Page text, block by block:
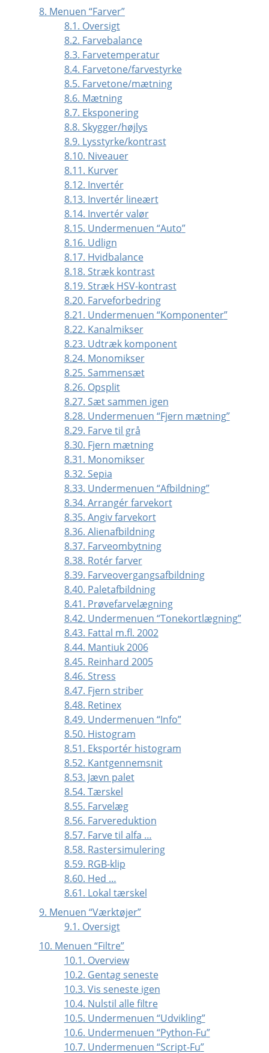
8. Menuen “Farver”
8.1. Oversigt
8.2. Farvebalance
8.3. Farvetemperatur
8.4. Farvetone/farvestyrke
8.5. Farvetone/mætning
8.6. Mætning
8.7. Eksponering
8.8. Skygger/højlys
8.9. Lysstyrke/kontrast
8.10. Niveauer
8.11. Kurver
8.12. Invertér
8.13. Invertér lineært
8.14. Invertér valør
8.15. Undermenuen “Auto”
8.16. Udlign
8.17. Hvidbalance
8.18. Stræk kontrast
8.19. Stræk HSV-kontrast
8.20. Farveforbedring
8.21. Undermenuen “Komponenter”
8.22. Kanalmikser
8.23. Udtræk komponent
8.24. Monomikser
8.25. Sammensæt
8.26. Opsplit
8.27. Sæt sammen igen
8.28. Undermenuen “Fjern mætning”
8.29. Farve til grå
8.30. Fjern mætning
8.31. Monomikser
8.32. Sepia
8.33. Undermenuen “Afbildning”
8.34. Arrangér farvekort
8.35. Angiv farvekort
8.36. Alienafbildning
8.37. Farveombytning
8.38. Rotér farver
8.39. Farveovergangsafbildning
8.40. Paletafbildning
8.41. Prøvefarvelægning
8.42. Undermenuen “Tonekortlægning”
8.43. Fattal m.fl. 2002
8.44. Mantiuk 2006
8.45. Reinhard 2005
8.46. Stress
8.47. Fjern striber
8.48. Retinex
8.49. Undermenuen “Info”
8.50. Histogram
8.51. Eksportér histogram
8.52. Kantgennemsnit
8.53. Jævn palet
8.54. Tærskel
8.55. Farvelæg
8.56. Farvereduktion
8.57. Farve til alfa …
8.58. Rastersimulering
8.59. RGB-klip
8.60. Hed …
8.61. Lokal tærskel
9. Menuen “Værktøjer”
9.1. Oversigt
10. Menuen “Filtre”
10.1. Overview
10.2. Gentag seneste
10.3. Vis seneste igen
10.4. Nulstil alle filtre
10.5. Undermenuen “Udvikling”
10.6. Undermenuen “Python-Fu”
10.7. Undermenuen “Script-Fu”